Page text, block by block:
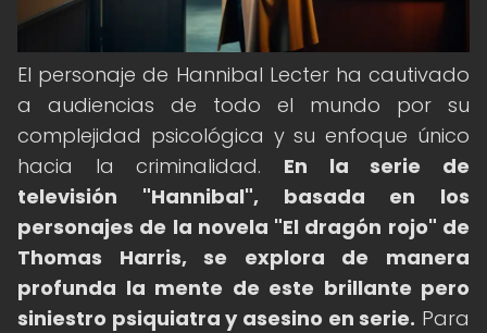
El personaje de Hannibal Lecter ha cautivado
a audiencias de todo el mundo por su
complejidad psicológica y su enfoque único
hacia la criminalidad. En la serie de
televisión "Hannibal", basada en los
personajes de la novela "El dragón rojo" de
Thomas Harris, se explora de manera
profunda la mente de este brillante pero
siniestro psiquiatra y asesino en serie. Para